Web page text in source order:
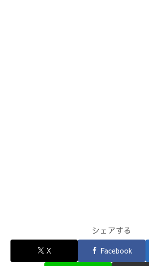
シェアする
X Facebook